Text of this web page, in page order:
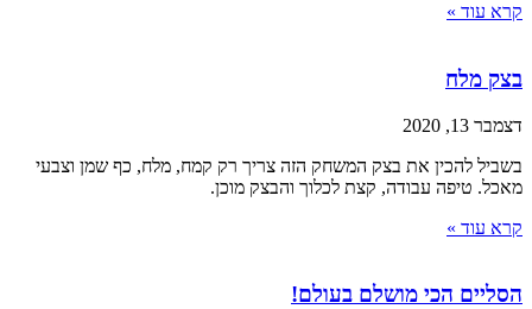
קרא עוד »
בצק מלח
דצמבר 13, 2020
בשביל להכין את בצק המשחק הזה צריך רק קמח, מלח, כף שמן וצבעי
מאכל. טיפה עבודה, קצת לכלוך והבצק מוכן.
קרא עוד »
הסליים הכי מושלם בעולם!